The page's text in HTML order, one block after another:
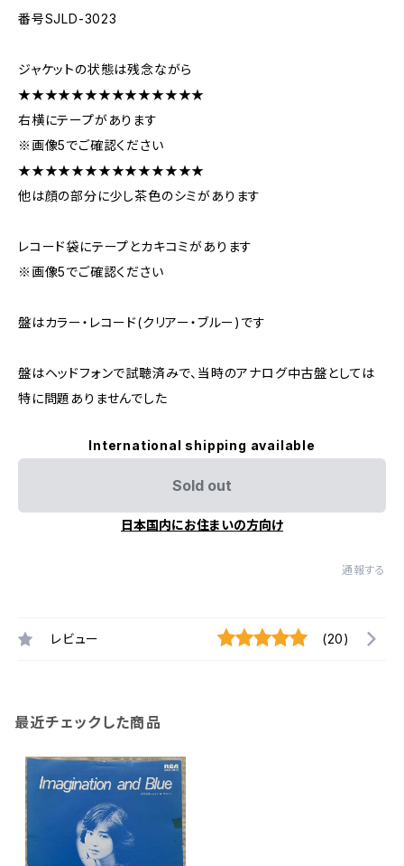
番号SJLD-3023
ジャケットの状態は残念ながら
★★★★★★★★★★★★★★
右横にテープがあります
※画像5でご確認ください
★★★★★★★★★★★★★★
他は顔の部分に少し茶色のシミがあります
レコード袋にテープとカキコミがあります
※画像5でご確認ください
盤はカラー・レコード(クリアー・ブルー)です
盤はヘッドフォンで試聴済みで、当時のアナログ中古盤としては
特に問題ありませんでした
International shipping available
Sold out
日本国内にお住まいの方向け
通報する
レビュー (20)
最近チェックした商品